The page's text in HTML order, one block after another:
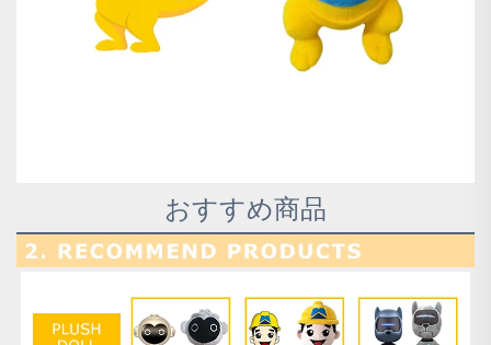
おすすめ商品